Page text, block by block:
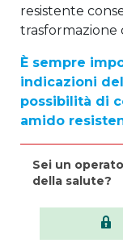
resistente
trasformazione
È sempre
indicazioni
possibilità di
amido
Sei un
della salute?